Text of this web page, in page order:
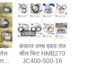
617-9300
हाइड्रोलिक सिलेंडर
सील किट
Staffa HMB125
HMB200 HMC200
कावासाकी शाफ्ट सील